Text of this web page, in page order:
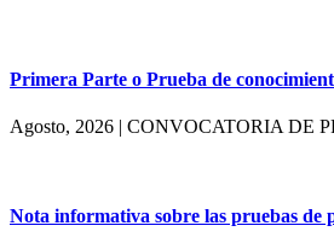
Primera Parte o Prueba de
Agosto, 2026 | CONVOCATORIA DE
Nota informativa sobre las pruebas de